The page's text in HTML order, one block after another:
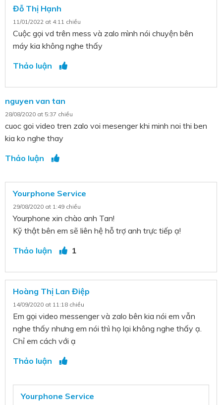
Đỗ Thị Hạnh
11/01/2022 at 4:11 chiều
Cuộc gọi vd trên mess và zalo mình nói chuyện bên
máy kia không nghe thấy
Thảo luận
nguyen van tan
28/08/2020 at 5:37 chiều
cuoc goi video tren zalo voi mesenger khi minh noi thi ben
kia ko nghe thay
Thảo luận
Yourphone Service
29/08/2020 at 1:49 chiều
Yourphone xin chào anh Tan!
Kỹ thật bên em sẽ liên hệ hỗ trợ anh trực tiếp ạ!
1
Thảo luận
Hoàng Thị Lan Điệp
14/09/2020 at 11:18 chiều
Em gọi video messenger và zalo bên kia nói em vẫn
nghe thấy nhưng em nói thì họ lại không nghe thấy ạ.
Chỉ em cách với ạ
Thảo luận
Yourphone Service